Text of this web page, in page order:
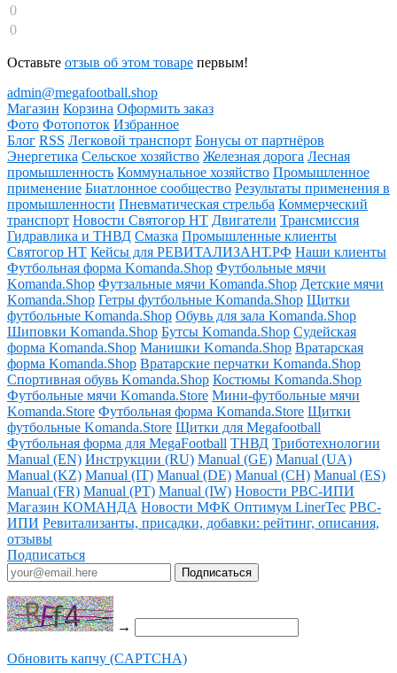
0
0
Оставьте отзыв об этом товаре первым!
admin@megafootball.shop
Магазин Корзина Оформить заказ
Фото Фотопоток Избранное
Блог RSS Легковой транспорт Бонусы от партнёров
Энергетика Сельское хозяйство Железная дорога Лесная
промышленность Коммунальное хозяйство Промышленное
применение Биатлонное сообщество Результаты применения в
промышленности Пневматическая стрельба Коммерческий
транспорт Новости Святогор НТ Двигатели Трансмиссия
Гидравлика и ТНВД Смазка Промышленные клиенты
Святогор НТ Кейсы для РЕВИТАЛИЗАНТ.РФ Наши клиенты
Футбольная форма Komanda.Shop Футбольные мячи
Komanda.Shop Футзальные мячи Komanda.Shop Детские мячи
Komanda.Shop Гетры футбольные Komanda.Shop Щитки
футбольные Komanda.Shop Обувь для зала Komanda.Shop
Шиповки Komanda.Shop Бутсы Komanda.Shop Судейская
форма Komanda.Shop Манишки Komanda.Shop Вратарская
форма Komanda.Shop Вратарские перчатки Komanda.Shop
Спортивная обувь Komanda.Shop Костюмы Komanda.Shop
Футбольные мячи Komanda.Store Мини-футбольные мячи
Komanda.Store Футбольная форма Komanda.Store Щитки
футбольные Komanda.Store Щитки для Megafootball
Футбольная форма для MegaFootball ТНВД Триботехнологии
Manual (EN) Инструкции (RU) Manual (GE) Manual (UA)
Manual (KZ) Manual (IT) Manual (DE) Manual (CH) Manual (ES)
Manual (FR) Manual (PT) Manual (IW) Новости РВС-ИПИ
Магазин КОМАНДА Новости МФК Оптимум LinerTec РВС-
ИПИ Ревитализанты, присадки, добавки: рейтинг, описания,
отзывы
Подписаться
→
Обновить капчу (CAPTCHA)